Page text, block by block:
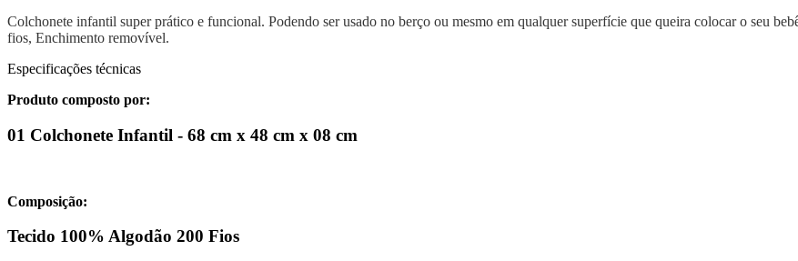
Colchonete infantil super prático e funcional. Podendo ser usado no berço ou mesmo em qualquer superfície que queira colocar o seu
fios, Enchimento removível.
Especificações técnicas
Produto composto por:
01 Colchonete Infantil - 68 cm x 48 cm x 08 cm
Composição:
Tecido 100% Algodão 200 Fios